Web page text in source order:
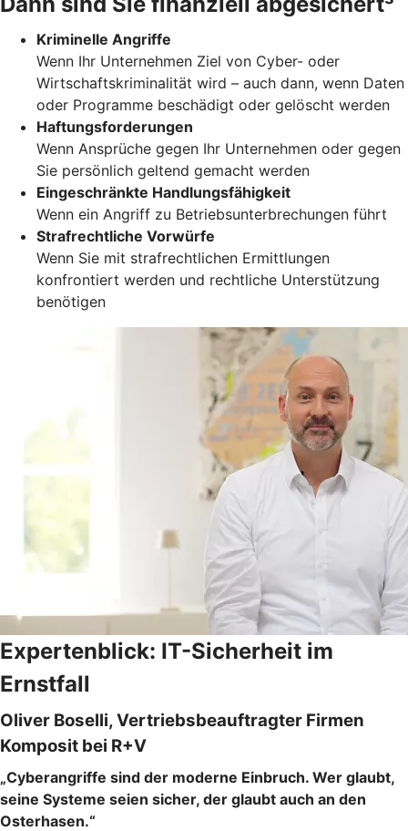
Kriminelle Angriffe
Wenn Ihr Unternehmen Ziel von Cyber- oder
Wirtschaftskriminalität wird – auch dann, wenn Daten
oder Programme beschädigt oder gelöscht werden
Haftungsforderungen
Wenn Ansprüche gegen Ihr Unternehmen oder gegen
Sie persönlich geltend gemacht werden
Eingeschränkte Handlungsfähigkeit
Wenn ein Angriff zu Betriebsunterbrechungen führt
Strafrechtliche Vorwürfe
Wenn Sie mit strafrechtlichen Ermittlungen
konfrontiert werden und rechtliche Unterstützung
benötigen
Expertenblick: IT-Sicherheit im
Ernstfall
Oliver Boselli, Vertriebsbeauftragter Firmen
Komposit bei R+V
„Cyberangriffe sind der moderne Einbruch. Wer glaubt,
seine Systeme seien sicher, der glaubt auch an den
Osterhasen.“